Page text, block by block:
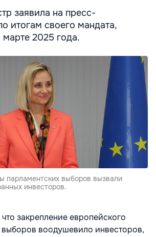
заявила на пресс-
итогам своего мандата,
марте 2025 года.
парламентских выборов вызвали
инвесторов.
закрепление европейского
выборов воодушевило инвесторов,